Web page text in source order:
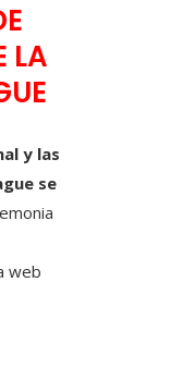
LA
y las
se
web